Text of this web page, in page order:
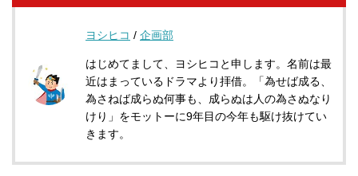
ヨシヒコ / 企画部
はじめてまして、ヨシヒコと申します。名前は最
近はまっているドラマより拝借。「為せば成る、
為さねば成らぬ何事も、成らぬは人の為さぬなり
けり」をモットーに9年目の今年も駆け抜けてい
きます。